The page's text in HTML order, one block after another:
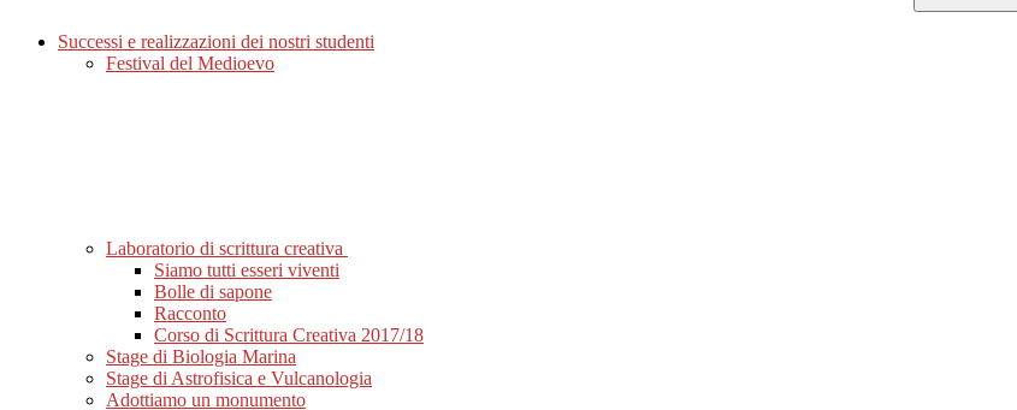
Successi e realizzazioni dei nostri studenti
Festival del Medioevo
Laboratorio di scrittura creativa
Siamo tutti esseri viventi
Bolle di sapone
Racconto
Corso di Scrittura Creativa 2017/18
Stage di Biologia Marina
Stage di Astrofisica e Vulcanologia
Adottiamo un monumento